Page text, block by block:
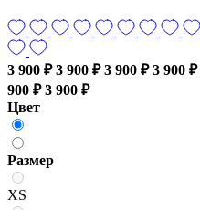
3 900 ₽ 3 900 ₽ 3 900 ₽ 3 900 ₽
900 ₽ 3 900 ₽
Цвет
Размер
XS